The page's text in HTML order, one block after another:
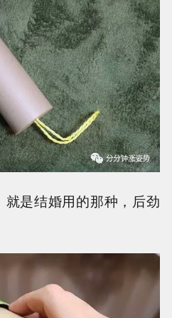
是结婚用的那种，后劲